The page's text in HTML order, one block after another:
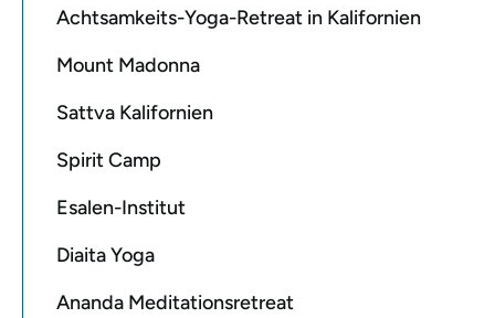
Achtsamkeits-Yoga-Retreat in Kalifornien
Mount Madonna
Sattva Kalifornien
Spirit Camp
Esalen-Institut
Diaita Yoga
Ananda Meditationsretreat